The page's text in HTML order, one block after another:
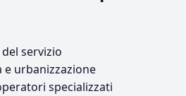
servizio
e urbanizzazione
specializzati